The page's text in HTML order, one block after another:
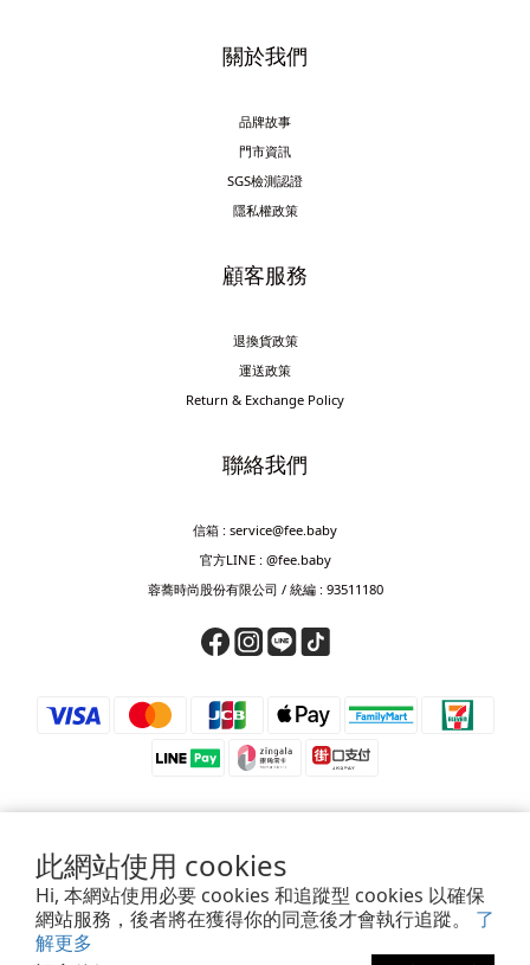
此網站使用 cookies
Hi, 本網站使用必要 cookies 和追蹤型 cookies 以確保
網站服務，後者將在獲得你的同意後才會執行追蹤。 了
解更多
關於我們
品牌故事
門市資訊
SGS檢測認證
隱私權政策
顧客服務
退換貨政策
運送政策
Return & Exchange Policy
聯絡我們
信箱 : service@fee.baby
官方LINE : @fee.baby
蓉蕎時尚股份有限公司 / 統編 : 93511180
⚠️ 防詐騙提醒 ⚠️
若接獲來電要求匯款、轉帳、儲值或提供驗證碼，皆為詐騙，請立即掛斷。
如對訂單、付款或帳號有疑慮，請透過官方客服確認，或撥打165查證。